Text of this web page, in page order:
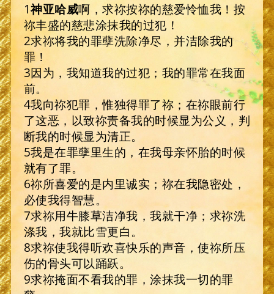
1神亚哈威啊，求祢按祢的慈爱怜恤我！按
祢丰盛的慈悲涂抹我的过犯！
2求祢将我的罪孽洗除净尽，并洁除我的
罪！
3因为，我知道我的过犯；我的罪常在我面
前。
4我向祢犯罪，惟独得罪了祢；在祢眼前行
了这恶，以致祢责备我的时候显为公义，判
断我的时候显为清正。
5我是在罪孽里生的，在我母亲怀胎的时候
就有了罪。
6祢所喜爱的是内里诚实；祢在我隐密处，
必使我得智慧。
7求祢用牛膝草洁净我，我就干净；求祢洗
涤我，我就比雪更白。
8求祢使我得听欢喜快乐的声音，使祢所压
伤的骨头可以踊跃。
9求祢掩面不看我的罪，涂抹我一切的罪